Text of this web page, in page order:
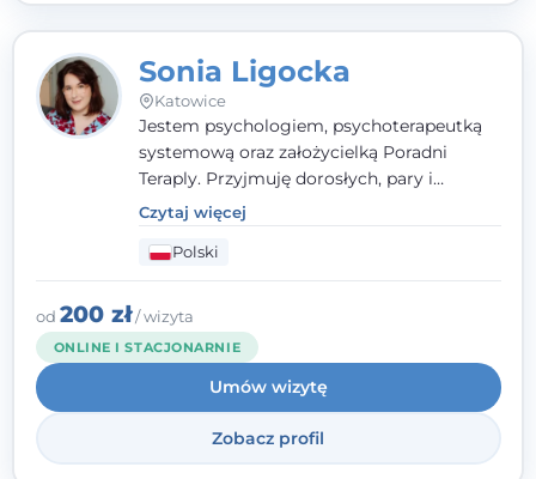
Sonia Ligocka
Katowice
Jestem psychologiem, psychoterapeutką
systemową oraz założycielką Poradni
Teraply. Przyjmuję dorosłych, pary i
rodziny, dobierając metody do
indywidualnych zasobów pacjenta. Wierzę
w drzemiące w Tobie zasoby, które
pozwolą Ci wyjść z kryzysu - a jeśli jeszcze
ich nie widzisz, pomogę Ci je odsłonić.
Czytaj więcej
Polski
od 200 zł/ wizyta
ONLINE I STACJONARNIE
Umów wizytę
Zobacz profil